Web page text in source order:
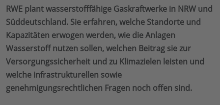
RWE plant wasserstofffähige Gaskraftwerke in NRW und
Süddeutschland. Sie erfahren, welche Standorte und
Kapazitäten erwogen werden, wie die Anlagen
Wasserstoff nutzen sollen, welchen Beitrag sie zur
Versorgungssicherheit und zu Klimazielen leisten und
welche infrastrukturellen sowie
genehmigungsrechtlichen Fragen noch offen sind.